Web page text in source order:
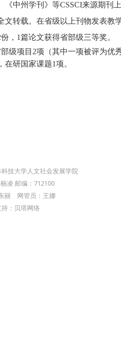
《中州学刊》等CSSCI来源期刊
文转载。 在省级以上刊物发表教
份 ， 1篇论文获得省部级三等奖。
级项目 2项 （其中一项被评为优
， 在研国家课题1项。
技大学人文社会发展学院
凌 邮编：712100
丽 网管员：王娜
：贝塔网络